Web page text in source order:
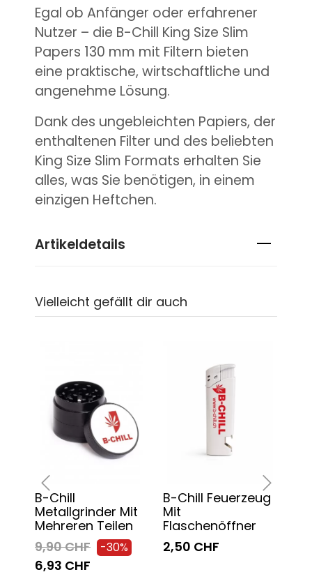
Egal ob Anfänger oder erfahrener
Nutzer – die B-Chill King Size Slim
Papers 130 mm mit Filtern bieten
eine praktische, wirtschaftliche und
angenehme Lösung.
Dank des ungebleichten Papiers, der
enthaltenen Filter und des beliebten
King Size Slim Formats erhalten Sie
alles, was Sie benötigen, in einem
einzigen Heftchen.
Artikeldetails
Vielleicht gefällt dir auch
B-Chill
Metallgrinder Mit
Mehreren Teilen
9,90 CHF
-30%
6,93 CHF
B-Chill Feuerzeug
Mit
Flaschenöffner
2,50 CHF
‹ ›